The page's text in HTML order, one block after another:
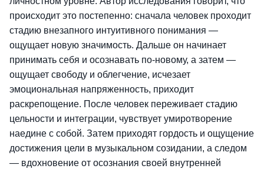
происходит это постепенно: сначала человек проходит
стадию внезапного интуитивного понимания —
ощущает новую значимость. Дальше он начинает
принимать себя и осознавать по-новому, а затем —
ощущает свободу и облегчение, исчезает
эмоциональная напряженность, приходит
раскрепощение. После человек переживает стадию
цельности и интеграции, чувствует умиротворение
наедине с собой. Затем приходят гордость и ощущение
достижения цели в музыкальном созидании, а следом
— вдохновение от осознания своей внутренней